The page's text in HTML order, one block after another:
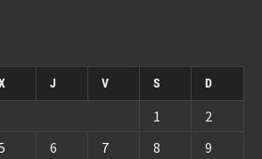
J V S D
1
2
6 7 8
9